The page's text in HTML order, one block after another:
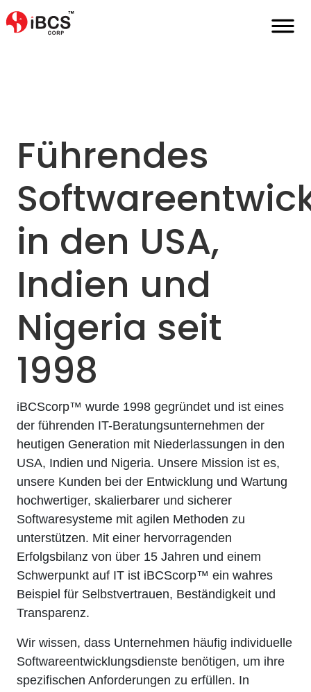
Home De Softwareentwicklungsunternehmen
Führendes
in den USA,
Indien und
Nigeria seit
1998
iBCScorp™ wurde 1998 gegründet und ist eines
der führenden IT-Beratungsunternehmen der
heutigen Generation mit Niederlassungen in den
USA, Indien und Nigeria. Unsere Mission ist es,
unsere Kunden bei der Entwicklung und Wartung
hochwertiger, skalierbarer und sicherer
Softwaresysteme mit agilen Methoden zu
unterstützen. Mit einer hervorragenden
Erfolgsbilanz von über 15 Jahren und einem
Schwerpunkt auf IT ist iBCScorp™ ein wahres
Beispiel für Selbstvertrauen, Beständigkeit und
Transparenz.
Wir wissen, dass Unternehmen häufig individuelle
Softwareentwicklungsdienste benötigen, um ihre
spezifischen Anforderungen zu erfüllen. In